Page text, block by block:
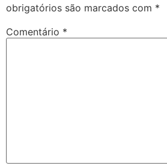
obrigatórios são marcados com *
Comentário *